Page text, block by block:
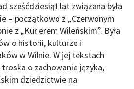
sześćdziesiąt lat związana była
– początkowo z „Czerwonym
z „Kurierem Wileńskim”. Była
o historii, kulturze i
w Wilnie. W jej tekstach
o zachowanie języka,
dziedzictwie na